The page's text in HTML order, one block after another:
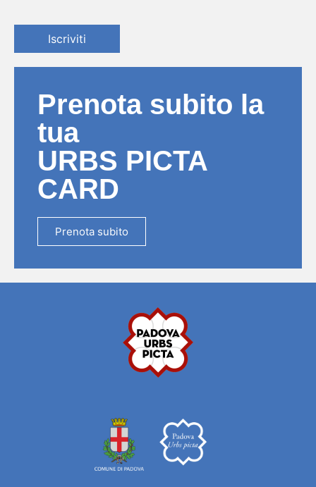
Iscriviti
Prenota subito la
tua
URBS PICTA
CARD
Prenota subito